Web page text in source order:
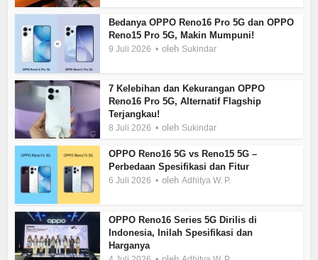
Bedanya OPPO Reno16 Pro 5G dan OPPO
Reno15 Pro 5G, Makin Mumpuni!
9 Juli 2026 oleh Sukindar
7 Kelebihan dan Kekurangan OPPO
Reno16 Pro 5G, Alternatif Flagship
Terjangkau!
8 Juli 2026 oleh Sukindar
OPPO Reno16 5G vs Reno15 5G –
Perbedaan Spesifikasi dan Fitur
6 Juli 2026 olehAdhitya W. P.
OPPO Reno16 Series 5G Dirilis di
Indonesia, Inilah Spesifikasi dan
Harganya